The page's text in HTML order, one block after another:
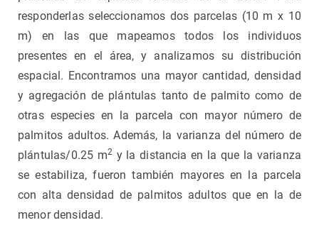
responderlas seleccionamos dos parcelas (10 m x 10
m) en las que mapeamos todos los individuos
presentes en el área, y analizamos su distribución
espacial. Encontramos una mayor cantidad, densidad
y agregación de plántulas tanto de palmito como de
otras especies en la parcela con mayor número de
palmitos adultos. Además, la varianza del número de
plántulas/0.25 m2 y la distancia en la que la varianza
se estabiliza, fueron también mayores en la parcela
con alta densidad de palmitos adultos que en la de
menor densidad.